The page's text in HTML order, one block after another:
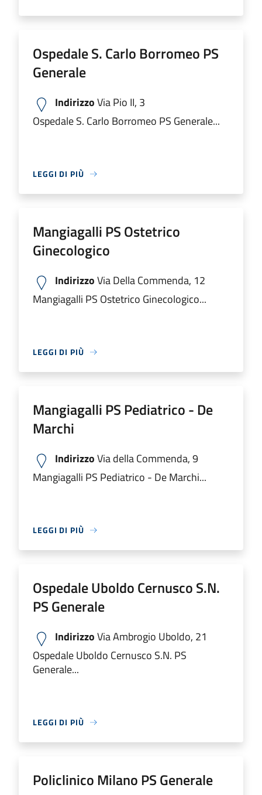
Ospedale S. Carlo Borromeo PS
Generale
IndirizzoVia Pio II, 3
Ospedale S. Carlo Borromeo PS Generale...
LEGGI DI PIÙ
Mangiagalli PS Ostetrico
Ginecologico
IndirizzoVia Della Commenda, 12
Mangiagalli PS Ostetrico Ginecologico...
LEGGI DI PIÙ
Mangiagalli PS Pediatrico - De
Marchi
IndirizzoVia della Commenda, 9
Mangiagalli PS Pediatrico - De Marchi...
LEGGI DI PIÙ
Ospedale Uboldo Cernusco S.N.
PS Generale
IndirizzoVia Ambrogio Uboldo, 21
Ospedale Uboldo Cernusco S.N. PS
Generale...
LEGGI DI PIÙ
Policlinico Milano PS Generale